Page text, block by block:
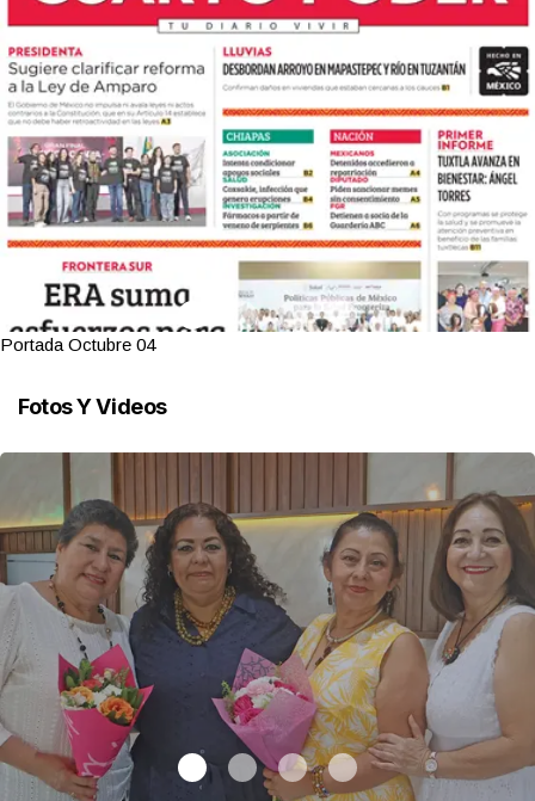
Portada Octubre 04
Fotos Y Videos